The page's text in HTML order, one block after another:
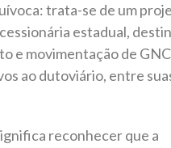
trata-se de um
estadual,
e movimentação de
ao dutoviário, entre
reconhecer que a